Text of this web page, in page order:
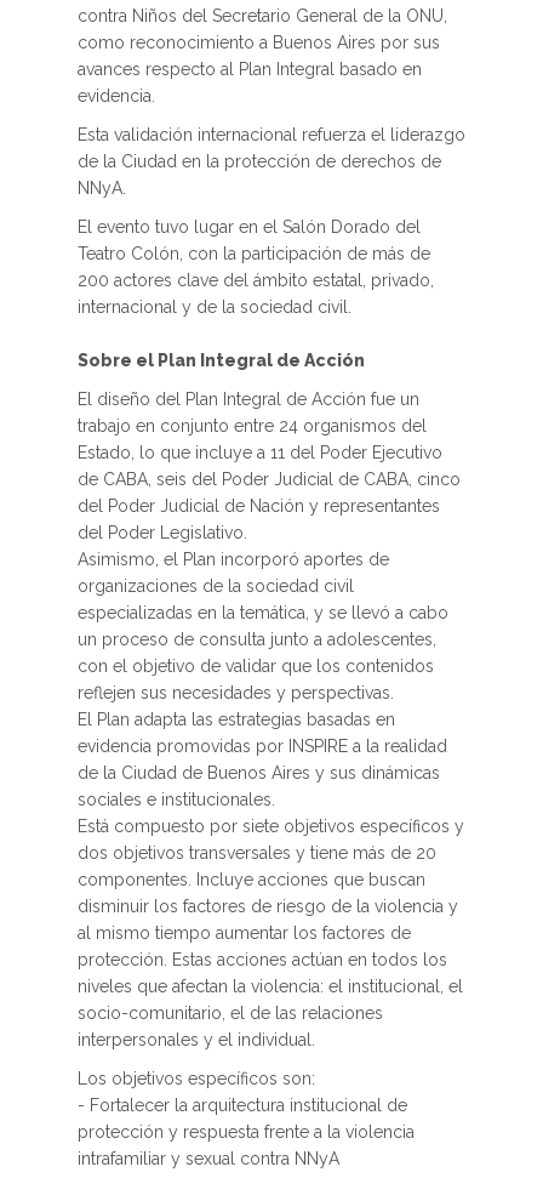
contra Niños del Secretario General de la ONU,
como reconocimiento a Buenos Aires por sus
avances respecto al Plan Integral basado en
evidencia.
Esta validación internacional refuerza el liderazgo
de la Ciudad en la protección de derechos de
NNyA.
El evento tuvo lugar en el Salón Dorado del
Teatro Colón, con la participación de más de
200 actores clave del ámbito estatal, privado,
internacional y de la sociedad civil.
Sobre el Plan Integral de Acción
El diseño del Plan Integral de Acción fue un
trabajo en conjunto entre 24 organismos del
Estado, lo que incluye a 11 del Poder Ejecutivo
de CABA, seis del Poder Judicial de CABA, cinco
del Poder Judicial de Nación y representantes
del Poder Legislativo.
Asimismo, el Plan incorporó aportes de
organizaciones de la sociedad civil
especializadas en la temática, y se llevó a cabo
un proceso de consulta junto a adolescentes,
con el objetivo de validar que los contenidos
reflejen sus necesidades y perspectivas.
El Plan adapta las estrategias basadas en
evidencia promovidas por INSPIRE a la realidad
de la Ciudad de Buenos Aires y sus dinámicas
sociales e institucionales.
Está compuesto por siete objetivos específicos y
dos objetivos transversales y tiene más de 20
componentes. Incluye acciones que buscan
disminuir los factores de riesgo de la violencia y
al mismo tiempo aumentar los factores de
protección. Estas acciones actúan en todos los
niveles que afectan la violencia: el institucional, el
socio-comunitario, el de las relaciones
interpersonales y el individual.
Los objetivos específicos son:
- Fortalecer la arquitectura institucional de
protección y respuesta frente a la violencia
intrafamiliar y sexual contra NNyA